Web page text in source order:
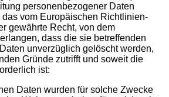
personenbezogener Daten
das vom Europäischen Richtlinien-
gewährte Recht, von dem
dass die sie betreffenden
unverzüglich gelöscht werden,
Gründe zutrifft und soweit die
ist:
Daten wurden für solche Zwecke